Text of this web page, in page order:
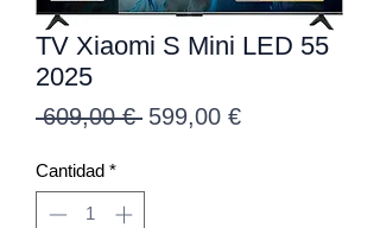
TV Xiaomi S Mini LED 55
2025
609,00 € Precio
599,00 €Precio
Cantidad *